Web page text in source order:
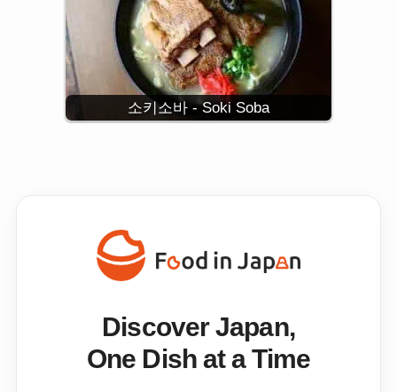
소키소바 - Soki Soba
Discover Japan,
One Dish at a Time